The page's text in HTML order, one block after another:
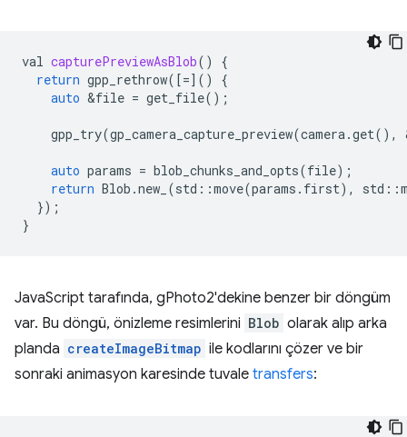
val capturePreviewAsBlob()
{
return gpp_rethrow([=]()
{
auto &file = get_file();
gpp_try(gp_camera_capture_preview(camera.get(),
auto params = blob_chunks_and_opts(file);
return Blob .new_ (std ::move(params . first), std ::
});
}
JavaScript tarafında, gPhoto2'dekine benzer bir döngüm
var. Bu döngü, önizleme resimlerini Blob olarak alıp arka
planda createImageBitmap ile kodlarını çözer ve bir
sonraki animasyon karesinde tuvale transfers: